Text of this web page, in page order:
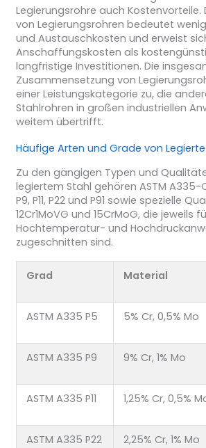
Legierungsrohre auch Kostenvorteile.
von Legierungsrohren bedeutet
und Austauschkosten und erweist
Anschaffungskosten als
langfristige Investitionen. Die
Zusammensetzung von
einer Leistungskategorie zu, die
Stahlrohren in großen industriellen
weitem übertrifft.
Häufige Arten und Grade von
Zu den gängigen Typen und
legiertem Stahl gehören ASTM A335-
P9, P11, P22 und P91 sowie spezielle
12Cr1MoVG und 15CrMoG, die jeweils
Hochtemperatur- und
zugeschnitten sind.
Grad Material
ASTM A335 P5 5% Cr, 0,5% Mo
ASTM A335 P9 9% Cr, 1% Mo
ASTM A335 P11 1,25% Cr, 0,5%
ASTM A335 P22 2,25% Cr, 1% Mo